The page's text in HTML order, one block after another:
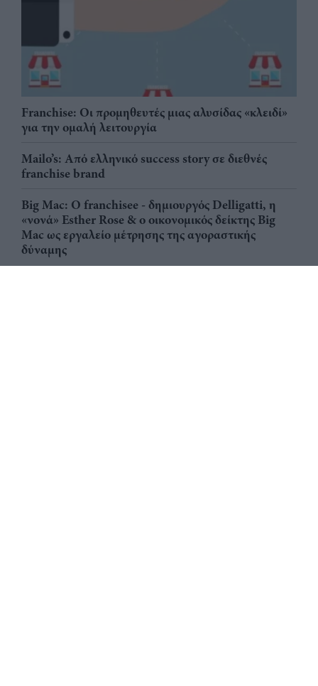
Franchise: Οι προμηθευτές μιας αλυσίδας «κλειδί»
για την ομαλή λειτουργία
Mailo’s: Από ελληνικό success story σε διεθνές
franchise brand
Big Mac: Ο franchisee - δημιουργός Delligatti, η
«νονά» Esther Rose & ο οικονομικός δείκτης Big
Mac ως εργαλείο μέτρησης της αγοραστικής
δύναμης